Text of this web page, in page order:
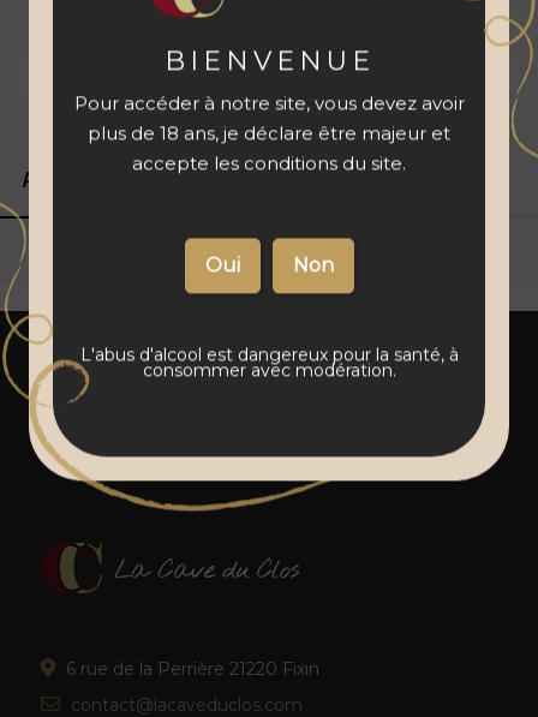
Livraison 48 à 72 h Vins français Paiement sécurisé
Produits associés
6 rue de la Perrière 21220 Fixin
contact@lacaveduclos.com
BIENVENUE
Pour accéder à notre site, vous devez avoir
plus de 18 ans, je déclare être majeur et
accepte les conditions du site.
L'abus d'alcool est dangereux pour la santé, à
consommer avec modération.